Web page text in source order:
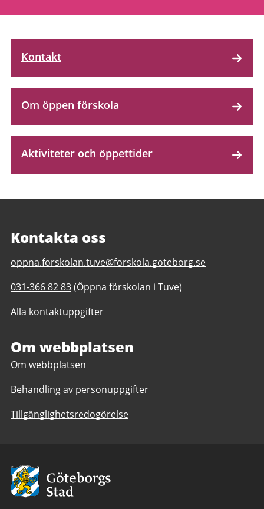
Kontakt
Om öppen förskola
Aktiviteter och öppettider
Kontakta oss
E-
till
Öppna
förskolan
oppna.forskolan.tuve@forskola.goteborg.se
Telefonnummer
Öppna
Tuve
031-366 82 83(Öppna förskolan i Tuve)
Alla kontaktuppgifter
Om webbplatsen
Om webbplatsen
Behandling av personuppgifter
Tillgänglighetsredogörelse
Avsändare:
Göteborgs
Stad